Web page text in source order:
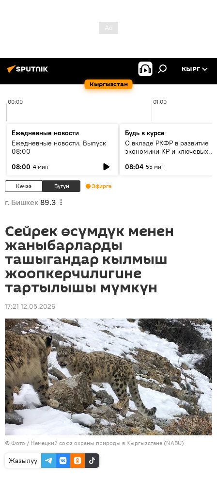
Кыргызстан
КЫРГ
00:00 01:00
Ежедневные новости
Ежедневные новости. Выпуск
08:00
08:00 4 мин
Будь в курсе
О вкладе РКФР в развитие
экономики КР и ключевых
08:04 55 мин
Кечээ Бүгүн Эфирге
г. Бишкек 89.3
Сейрек өсүмдүк менен
жаныбарларды
ташыгандар кылмыш
жоопкерчилигине
тартылышы мүмкүн
17:21 12.05.2026
© Фото / Немецкий союз охраны природы в Кыргызстане (NABU)
Жазылуу